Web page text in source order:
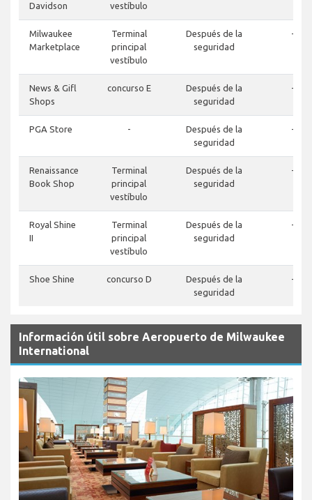
Davidson
vestíbulo
Milwaukee
Marketplace
Terminal
principal
vestíbulo
Después de la
seguridad
-
News & Gifl
Shops
concurso E
Después de la
seguridad
-
PGA Store -
Después de la
seguridad
-
Renaissance
Book Shop
Terminal
principal
vestíbulo
Después de la
seguridad
-
Royal Shine
II
Terminal
principal
vestíbulo
Después de la
seguridad
-
Shoe Shine concurso D
Después de la
seguridad
-
Información útil sobre Aeropuerto de Milwaukee
International